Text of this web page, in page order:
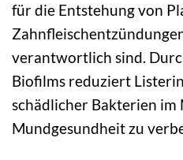
für die Entstehung von
verantwortlich sind.
Biofilms reduziert
schädlicher Bakterien
Mundgesundheit zu